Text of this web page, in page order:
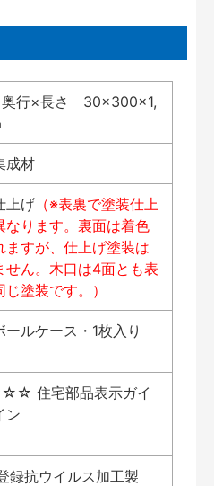
奥行×長さ 30×300×1,
成材
上げ （※表裏で塗装仕上
なります。裏面は着色
ますが、仕上げ塗装は
せん。木口は4面とも表
塗装です。）
ールケース・1枚入り
住宅部品表示ガイ
ン
録抗ウイルス加工製